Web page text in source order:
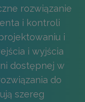
rozwiązanie
i kontroli
i
i wyjścia
dostępnej w
do
szereg